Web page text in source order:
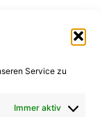
Service zu
Immer aktiv